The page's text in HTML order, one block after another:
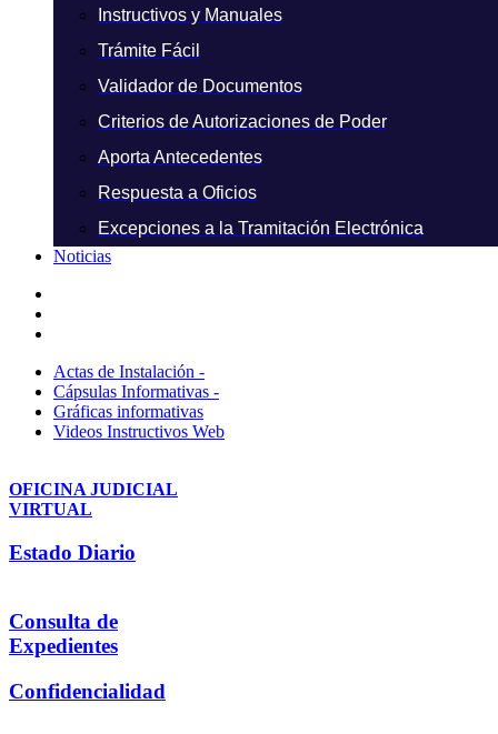
Instructivos y Manuales
Trámite Fácil
Validador de Documentos
Criterios de Autorizaciones de Poder
Aporta Antecedentes
Respuesta a Oficios
Excepciones a la Tramitación Electrónica
Noticias
Actas de Instalación -
Cápsulas Informativas -
Gráficas informativas
Videos Instructivos Web
OFICINA JUDICIAL
VIRTUAL
Estado Diario
Consulta de
Expedientes
Confidencialidad